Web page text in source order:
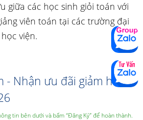
giữa các học sinh giỏi toán với
viên toán tại các trường đại
viện.
- Nhận ưu đãi giảm học
tin bên dưới và bấm “Đăng Ký” để hoàn thành.